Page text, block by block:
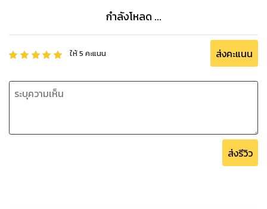
กำลังโหลด ...
ให้5 คะแนน ส่งคะแนน
ส่งรีวิว